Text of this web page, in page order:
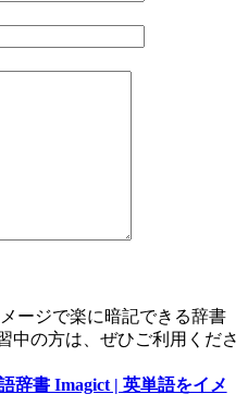
ージで楽に暗記できる辞書
中の方は、ぜひご利用くださ
辞書 Imagict | 英単語をイメ